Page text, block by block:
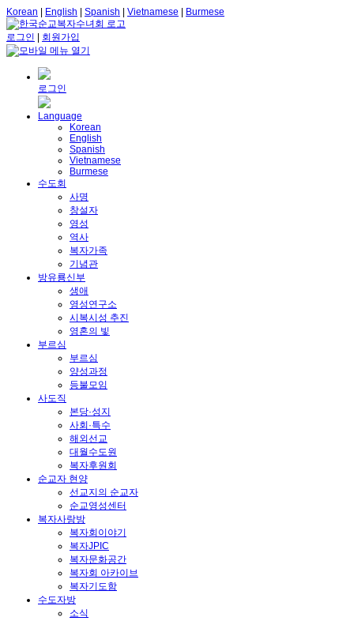
Korean English Spanish Vietnamese Burmese
로그인 회원가입
로그인
Language
Korean
English
Spanish
Vietnamese
Burmese
수도회
사명
창설자
영성
역사
복자가족
기념관
방유룡신부
생애
영성연구소
시복시성 추진
영혼의 빛
부르심
부르심
양성과정
등불모임
사도직
본당·성지
사회·특수
해외선교
대월수도원
복자후원회
순교자 현양
선교지의 순교자
순교영성센터
복자사랑방
복자회이야기
복자JPIC
복자문화공간
복자회 아카이브
복자기도함
수도자방
소식